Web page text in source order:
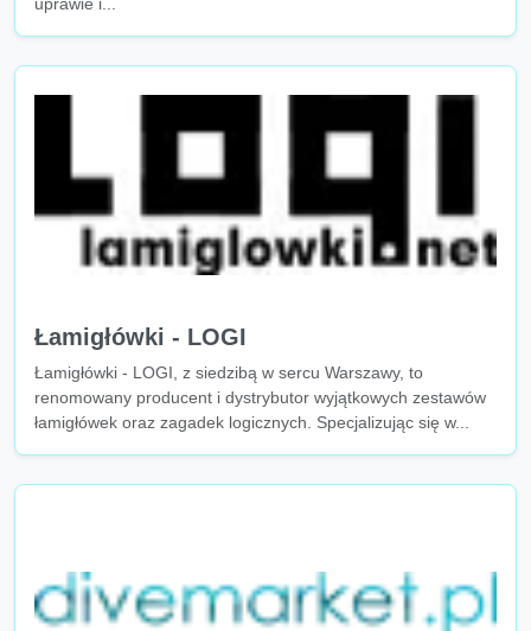
Łamigłówki - LOGI
Łamigłówki - LOGI, z siedzibą w sercu Warszawy, to
renomowany producent i dystrybutor wyjątkowych zestawów
łamigłówek oraz zagadek logicznych. Specjalizując się w...